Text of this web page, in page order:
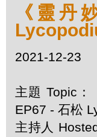
《靈丹
2021-12-23
主題 Topic：
EP67 - 石松
主持人